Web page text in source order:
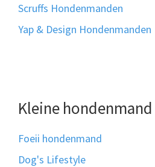
Scruffs Hondenmanden
Yap & Design Hondenmanden
Kleine hondenmand
Foeii hondenmand
Dog's Lifestyle